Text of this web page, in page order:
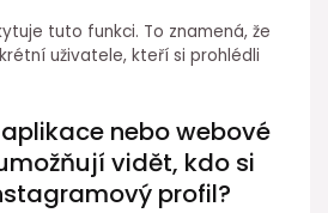
tuto funkci. To znamená, že
uživatele, kteří si prohlédli
nebo webové
vidět, kdo si
profil?